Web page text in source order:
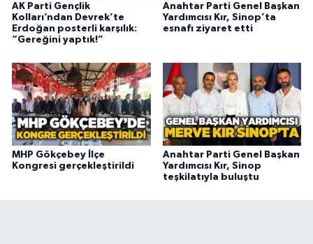
AK Parti Gençlik
Kolları’ndan Devrek’te
Erdoğan posterli karşılık:
“Gereğini yaptık!”
Anahtar Parti Genel Başkan
Yardımcısı Kır, Sinop’ta
esnafı ziyaret etti
MHP Gökçebey İlçe
Kongresi gerçekleştirildi
Anahtar Parti Genel Başkan
Yardımcısı Kır, Sinop
teşkilatıyla buluştu